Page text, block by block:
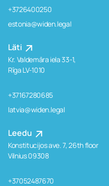
+3726400250
estonia@widen.legal
Läti
Kr. Valdemāra iela 33-1,
Rīga LV-1010
+37167280685
latvia@widen.legal
Leedu
Konstitucijos ave. 7, 26th floor
Vilnius 09308
+37052487670